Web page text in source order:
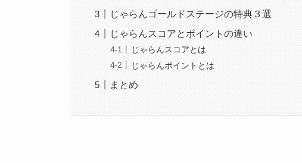
じゃらんゴールドステージの特典３選
じゃらんスコアとポイントの違い
じゃらんスコアとは
じゃらんポイントとは
まとめ